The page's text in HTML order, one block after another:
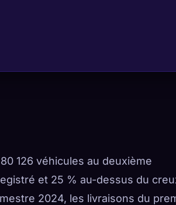
126 véhicules au deuxième
et 25 % au-dessus du
2024, les livraisons du